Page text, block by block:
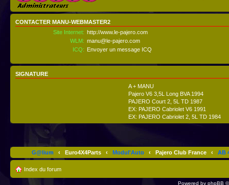
CONTACTER MANU-WEBMASTER2
Site Internet: http://www.le-pajero.com
WLM: manu@le-pajero.com
ICQ: Envoyer un message ICQ
SIGNATURE
A + MANU
Pajero V6 3,5L Long BVA 1994
PAJERO Court 2, 5L TD 1987
EX: PAJERO Cabriolet V6 1991
EX: PAJERO Cabriolet 2, 5L TD 1984
G@lium ‹ Euro4X4Parts ‹ Modul'Auto ‹ Pajero Club France ‹ AB
Index du forum
Powered by phpBB